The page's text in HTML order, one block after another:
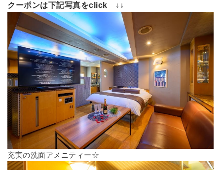
クーポンは下記写真をclick ↓↓
充実の洗面アメニティー☆